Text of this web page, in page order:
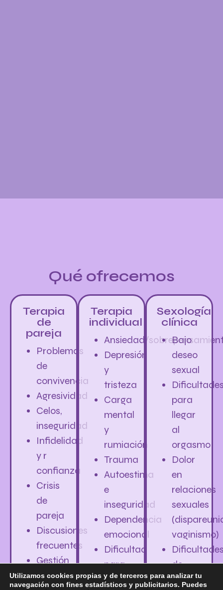
Qué ofrecemos
Terapia
de
pareja
Problemas
de
convivencia
Agresividad
Celos,
inseguridad
Infidelidad
y r
confianza
Crisis
de
pareja
Discusiones
frecuentes
Gestión
de
Terapia
individual
Ansiedad/
Depresión
y
tristeza
Carga
mental
y
rumiación
Trauma
Autoestima
e
inseguridad
Dependencia
emocional
Dificultad
para
poner
Sexología
clínica
Bajo
deseo
sexual
para
llegar
al
orgasmo
Dolor
en
relaciones
sexuales
vaginismo)
de
erección
Utilizamos cookies propias y de terceros para analizar tu
navegación con fines estadísticos y publicitarios. Puedes